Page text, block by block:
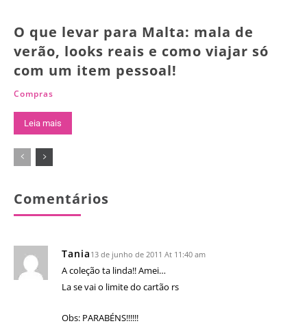
O que levar para Malta: mala de
verão, looks reais e como viajar só
com um item pessoal!
Compras
Leia mais
Comentários
Tania 13 de junho de 2011 At 11:40 am
A coleção ta linda!! Amei…
La se vai o limite do cartão rs
Obs: PARABÉNS!!!!!!